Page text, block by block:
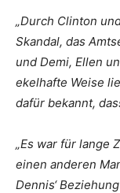
„Durch Clinton
Skandal, das
und Demi, Ellen
ekelhafte Weise
dafür bekannt,
„Es war für lange
einen anderen
Dennis‘